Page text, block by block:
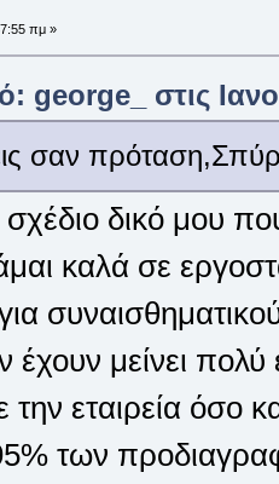
πμ »
george_ στις
σαν
δικό μου
καλά σε
έχουν μείνει
εταιρεία όσο
των